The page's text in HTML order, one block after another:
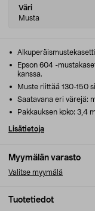
Select
variant
Väri
Musta
Myymälän varasto
Valitse myymälä
Epson 604 -
kanssa.
Muste riittää 130-150
Saatavana eri värejä:
Pakkauksen koko: 3,4
Lisätietoja
Tuotetiedot